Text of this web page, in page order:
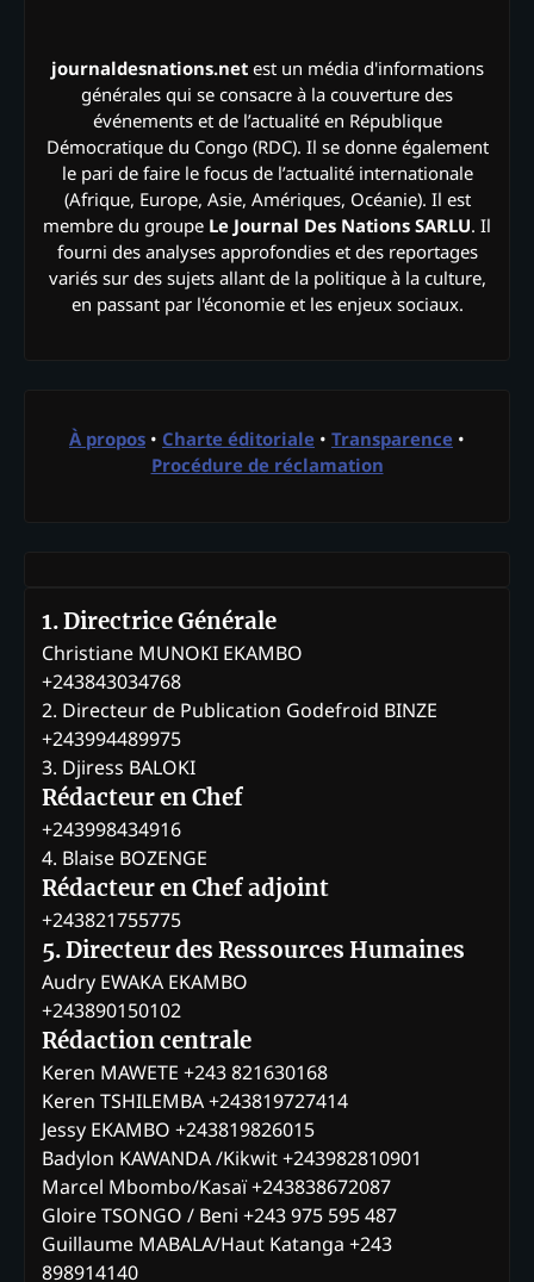
journaldesnations.netest un média d'informations
générales qui se consacre à la couverture des
événements et de l’actualité en République
Démocratique du Congo (RDC). Il se donne également
le pari de faire le focus de l’actualité internationale
(Afrique, Europe, Asie, Amériques, Océanie). Il est
membre du groupe Le Journal Des Nations SARLU. Il
fourni des analyses approfondies et des reportages
variés sur des sujets allant de la politique à la culture,
en passant par l'économie et les enjeux sociaux.
À propos • Charte éditoriale • Transparence •
Procédure de réclamation
1. Directrice Générale
Christiane MUNOKI EKAMBO
+243843034768
2. Directeur de Publication Godefroid BINZE
+243994489975
3. Djiress BALOKI
Rédacteur en Chef
+243998434916
4. Blaise BOZENGE
Rédacteur en Chef adjoint
+243821755775
5. Directeur des Ressources Humaines
Audry EWAKA EKAMBO
+243890150102
Rédaction centrale
Keren MAWETE +243 821630168
Keren TSHILEMBA +243819727414
Jessy EKAMBO +243819826015
Badylon KAWANDA /Kikwit +243982810901
Marcel Mbombo/Kasaï +243838672087
Gloire TSONGO / Beni +243 975 595 487
Guillaume MABALA/Haut Katanga +243
898914140